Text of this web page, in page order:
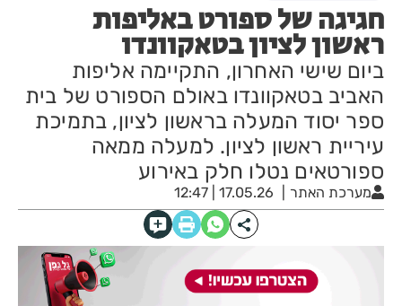
חגיגה של ספורט באליפות
ראשון לציון בטאקוונדו
ביום שישי האחרון, התקיימה אליפות
האביב בטאקוונדו באולם הספורט של בית
ספר יסוד המעלה בראשון לציון, בתמיכת
עיריית ראשון לציון. למעלה ממאה
ספורטאים נטלו חלק באירוע
מערכת האתר 17.05.26 | 12:47